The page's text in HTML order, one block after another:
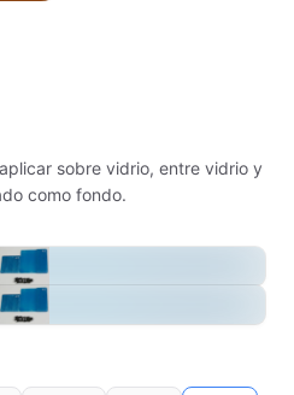
Orton
sobre vidrio, entre vidrio y
como fondo.